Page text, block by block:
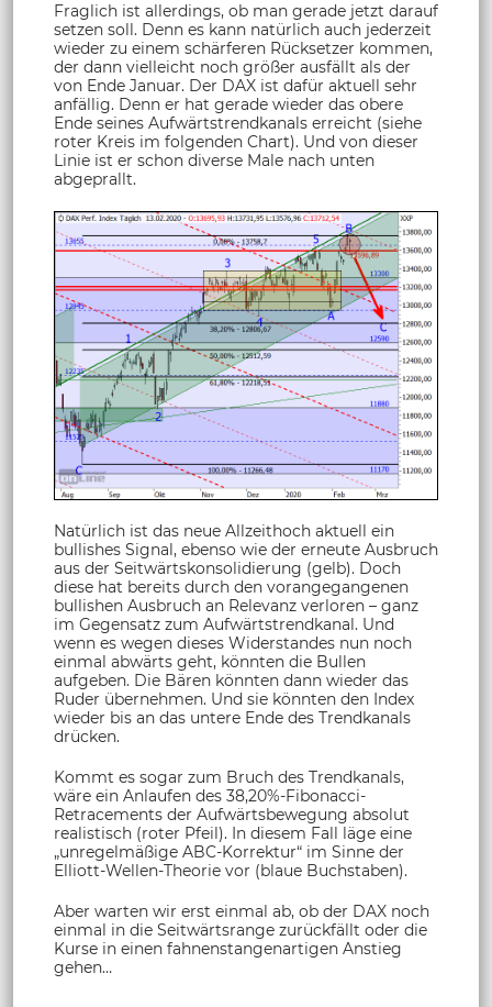
Fraglich ist allerdings, ob man gerade jetzt darauf
setzen soll. Denn es kann natürlich auch jederzeit
wieder zu einem schärferen Rücksetzer kommen,
der dann vielleicht noch größer ausfällt als der
von Ende Januar. Der DAX ist dafür aktuell sehr
anfällig. Denn er hat gerade wieder das obere
Ende seines Aufwärtstrendkanals erreicht (siehe
roter Kreis im folgenden Chart). Und von dieser
Linie ist er schon diverse Male nach unten
abgeprallt.
Natürlich ist das neue Allzeithoch aktuell ein
bullishes Signal, ebenso wie der erneute Ausbruch
aus der Seitwärtskonsolidierung (gelb). Doch
diese hat bereits durch den vorangegangenen
bullishen Ausbruch an Relevanz verloren – ganz
im Gegensatz zum Aufwärtstrendkanal. Und
wenn es wegen dieses Widerstandes nun noch
einmal abwärts geht, könnten die Bullen
aufgeben. Die Bären könnten dann wieder das
Ruder übernehmen. Und sie könnten den Index
wieder bis an das untere Ende des Trendkanals
drücken.
Kommt es sogar zum Bruch des Trendkanals,
wäre ein Anlaufen des 38,20%-Fibonacci-
Retracements der Aufwärtsbewegung absolut
realistisch (roter Pfeil). In diesem Fall läge eine
„unregelmäßige ABC-Korrektur“ im Sinne der
Elliott-Wellen-Theorie vor (blaue Buchstaben).
Aber warten wir erst einmal ab, ob der DAX noch
einmal in die Seitwärtsrange zurückfällt oder die
Kurse in einen fahnenstangenartigen Anstieg
gehen…